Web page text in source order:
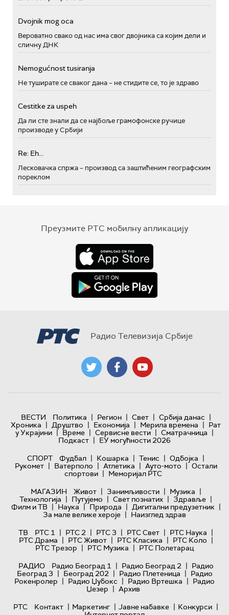
Dvojnik mog oca
Вероватно свако од нас има свог двојника са којим дели и
сличну ДНК
Nemogućnost tusiranja
Не туширате се сваког дана – не стидите се, то је здраво
Cestitke za uspeh
Да ли сте знали да се најбоље грамофонске ручице
производе у Србији
Re: Eh...
Лесковачка спржа – производ са заштићеним географским
пореклом
Преузмите РТС мобилну апликацију
Радио Телевизија Србије
ВЕСТИ Политика | Регион | Свет | Србија данас |
Хроника | Друштво | Економија | Мерила времена | Рат
у Украјини | Време | Сервисне вести | Сматрачница |
Подкаст | ЕУ могућности 2026
СПОРТ
Фудбал | Кошарка | Тенис | Одбојка |
Рукомет | Ватерполо | Атлетика | Ауто-мото | Остали
спортови | Меморијал РТС
МАГАЗИН
Живот | Занимљивости | Музика |
Технологијa | Путујемо | Свет познатих | Здравље |
Филм и ТВ | Наука | Природа | Дигитални предузетник |
За мале велике хероје | Наизглед здрав
ТВ
РТС 1 | РТС 2 | РТС 3 | РТС Свет | РТС Наука |
РТС Драма | РТС Живот | РТС Класика | РТС Коло |
РТС Трезор | РТС Музика | РТС Полетарац
РАДИО
Радио Београд 1 | Радио Београд 2 | Радио
Београд 3 | Београд 202 | Радио Плетеница | Радио
Рокенролер | Радио Џубокс | Радио Вртешка | Радио
Џезер | Архив
РТС
Контакт | Маркетинг | Јавне набавке | Конкурси |